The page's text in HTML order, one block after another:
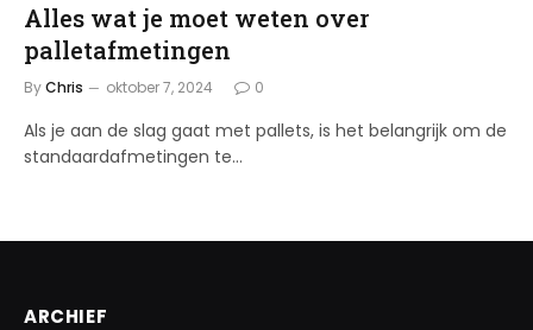
Alles wat je moet weten over
palletafmetingen
ByChris oktober 7, 2024 0
Als je aan de slag gaat met pallets, is het belangrijk om de
standaardafmetingen te…
ARCHIEF